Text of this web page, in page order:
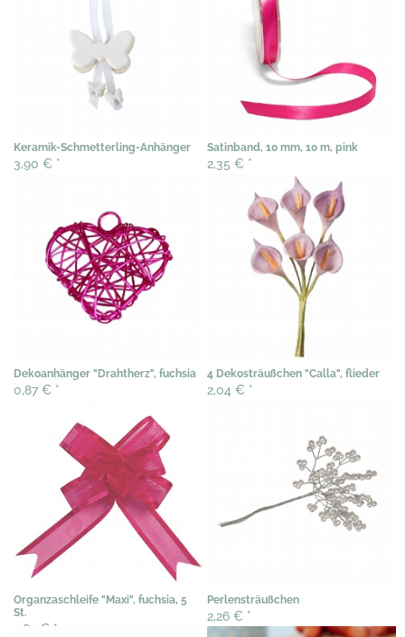
Keramik-Schmetterling-Anhänger
3,90 € *
Satinband, 10 mm, 10 m, pink
2,35 € *
Dekoanhänger "Drahtherz", fuchsia
0,87 € *
4 Dekosträußchen "Calla", flieder
2,04 € *
Organzaschleife "Maxi", fuchsia, 5
St.
2,82 € *
Perlensträußchen
2,26 € *